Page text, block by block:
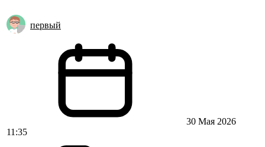
первый
30 Мая 2026
11:35